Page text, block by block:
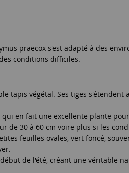
praecox s'est adapté à des
conditions difficiles.
tapis végétal. Ses tiges
en fait une excellente plante
de 30 à 60 cm voire plus si les
feuilles ovales, vert foncé,
de l'été, créant une véritable